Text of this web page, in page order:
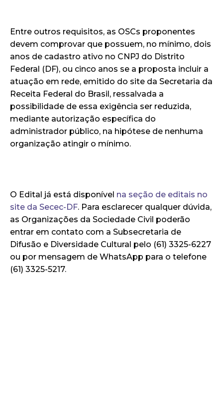
Entre outros requisitos, as OSCs proponentes
devem comprovar que possuem, no mínimo, dois
anos de cadastro ativo no CNPJ do Distrito
Federal (DF), ou cinco anos se a proposta incluir a
atuação em rede, emitido do site da Secretaria da
Receita Federal do Brasil, ressalvada a
possibilidade de essa exigência ser reduzida,
mediante autorização específica do
administrador público, na hipótese de nenhuma
organização atingir o mínimo.
O Edital já está disponível na seção de editais no
site da Secec-DF. Para esclarecer qualquer dúvida,
as Organizações da Sociedade Civil poderão
entrar em contato com a Subsecretaria de
Difusão e Diversidade Cultural pelo (61) 3325-6227
ou por mensagem de WhatsApp para o telefone
(61) 3325-5217.